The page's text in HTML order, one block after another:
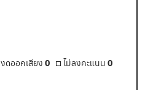
งดออกเสียง 0 ไม่ลงคะแนน 0